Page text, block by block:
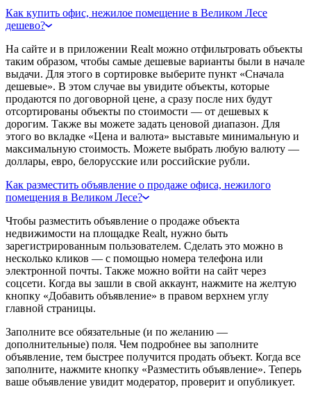
Как купить офис, нежилое помещение в Великом Лесе
дешево?
На сайте и в приложении Realt можно отфильтровать объекты
таким образом, чтобы самые дешевые варианты были в начале
выдачи. Для этого в сортировке выберите пункт «Сначала
дешевые». В этом случае вы увидите объекты, которые
продаются по договорной цене, а сразу после них будут
отсортированы объекты по стоимости — от дешевых к
дорогим. Также вы можете задать ценовой диапазон. Для
этого во вкладке «Цена и валюта» выставьте минимальную и
максимальную стоимость. Можете выбрать любую валюту —
доллары, евро, белорусские или российские рубли.
Как разместить объявление о продаже офиса, нежилого
помещения в Великом Лесе?
Чтобы разместить объявление о продаже объекта
недвижимости на площадке Realt, нужно быть
зарегистрированным пользователем. Сделать это можно в
несколько кликов — с помощью номера телефона или
электронной почты. Также можно войти на сайт через
соцсети. Когда вы зашли в свой аккаунт, нажмите на желтую
кнопку «Добавить объявление» в правом верхнем углу
главной страницы.
Заполните все обязательные (и по желанию —
дополнительные) поля. Чем подробнее вы заполните
объявление, тем быстрее получится продать объект. Когда все
заполните, нажмите кнопку «Разместить объявление». Теперь
ваше объявление увидит модератор, проверит и опубликует.